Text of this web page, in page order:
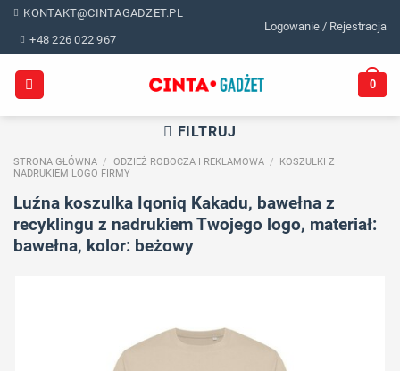
Skip
content
KONTAKT@CINTAGADZET.PL
+48 226 022 967
Logowanie / Rejestracja
0
FILTRUJ
STRONA GŁÓWNA / ODZIEŻ ROBOCZA I REKLAMOWA /
KOSZULKI Z
NADRUKIEM LOGO FIRMY
Luźna koszulka Iqoniq Kakadu, bawełna z
recyklingu z nadrukiem Twojego logo, materiał:
bawełna, kolor: beżowy